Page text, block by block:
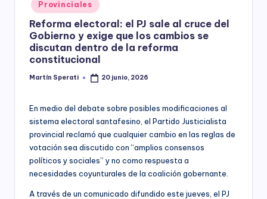
y
in
Provinciales
Reforma electoral: el PJ sale al cruce del
Gobierno y exige que los cambios se
discutan dentro de la reforma
constitucional
Posted
Martín Sperati 20 junio, 2026
En medio del debate sobre posibles modificaciones al
sistema electoral santafesino, el Partido Justicialista
provincial reclamó que cualquier cambio en las reglas de
votación sea discutido con “amplios consensos
políticos y sociales” y no como respuesta a
necesidades coyunturales de la coalición gobernante.
A través de un comunicado difundido este jueves, el PJ